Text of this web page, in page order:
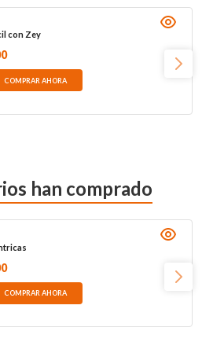
con Zey
COMPRAR AHORA
han comprado
COMPRAR AHORA